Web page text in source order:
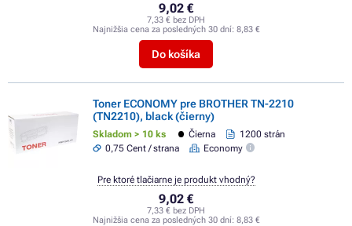
9,02 €
7,33 € bez DPH
Najnižšia cena za posledných 30 dní: 8,83 €
Do košíka
Toner ECONOMY pre BROTHER TN-2210
(TN2210), black (čierny)
Skladom > 10 ks Čierna
1200 strán
0,75 Cent / strana
Economy
9,02 €
7,33 € bez DPH
Najnižšia cena za posledných 30 dní: 8,83 €
Pre ktoré tlačiarne je produkt vhodný?